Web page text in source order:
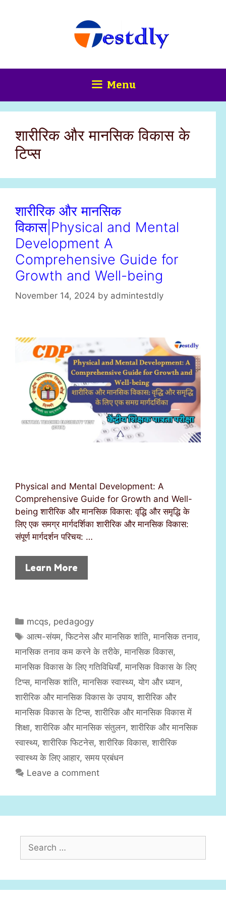
Menu
शारीरिक और मानसिक विकास के
टिप्स
शारीरिक और मानसिक
विकास|Physical and Mental
Development A
Comprehensive Guide for
Growth and Well-being
November 14, 2024 by admintestdly
Physical and Mental Development: A
Comprehensive Guide for Growth and Well-
being शारीरिक और मानसिक विकास: वृद्धि और समृद्धि के
लिए एक समग्र मार्गदर्शिका शारीरिक और मानसिक विकास:
संपूर्ण मार्गदर्शन परिचय: …
Learn More
C
a
t
e
g
o
r
i
s
mcqs, pedagogy
T
a
g
s
आत्म-संयम,फिटनेस और मानसिक शांति,मानसिक तनाव,
मानसिक तनाव कम करने के तरीके, मानसिक विकास,
मानसिक विकास के लिए गतिविधियाँ, मानसिक विकास के लिए
टिप्स, मानसिक शांति, मानसिक स्वास्थ्य, योग और ध्यान,
शारीरिक और मानसिक विकास के उपाय, शारीरिक और
मानसिक विकास के टिप्स, शारीरिक और मानसिक विकास में
शिक्षा, शारीरिक और मानसिक संतुलन, शारीरिक और मानसिक
स्वास्थ्य, शारीरिक फिटनेस, शारीरिक विकास, शारीरिक
स्वास्थ्य के लिए आहार, समय प्रबंधन
Leave a comment
r
c